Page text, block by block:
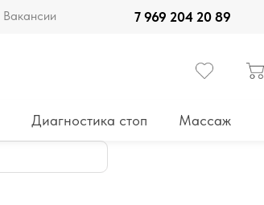
7 969 204 20 89
Вакансии
Массаж
Диагностика стоп